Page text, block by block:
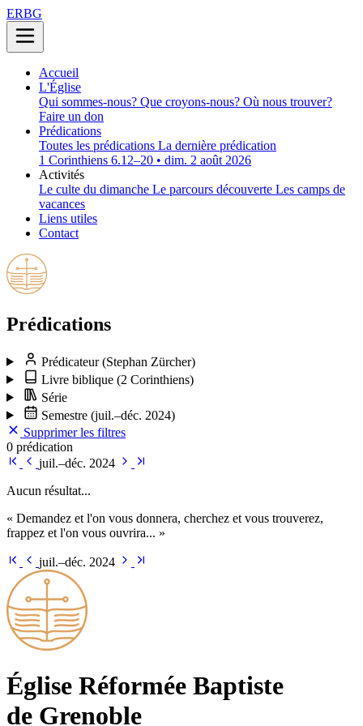
ERBG
Accueil
L'Église
Qui sommes-nous? Que croyons-nous? Où nous trouver?
Faire un don
Prédications
Toutes les prédications La dernière prédication
1 Corinthiens 6.12–20 • dim. 2 août 2026
Activités
Le culte du dimanche Le parcours découverte Les camps de
vacances
Liens utiles
Contact
Prédications
Prédicateur(Stephan Zürcher)
Livre biblique (2 Corinthiens)
Série
Semestre (juil.–déc. 2024)
Supprimer les filtres
0 prédication
juil.–déc. 2024
Aucun résultat...
« Demandez et l'on vous donnera, cherchez et vous trouverez,
frappez et l'on vous ouvrira... »
juil.–déc. 2024
Église Ré­for­mée Bap­tiste
de Grenoble